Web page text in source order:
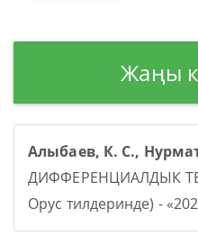
Жаңы
Алыбаев, К. С.,
ДИФФЕРЕНЦИАЛДЫК
Орус тилдеринде) -